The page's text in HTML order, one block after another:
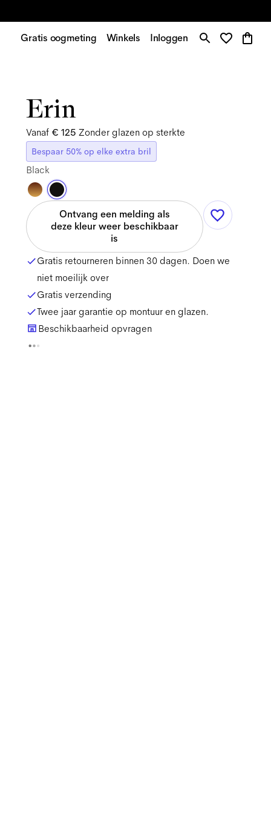
Gratis oogmeting Winkels Inloggen
Erin
Vanaf € 125 Zonder glazen op sterkte
Bespaar 50% op elke extra bril
Black
Ontvang een melding als
deze kleur weer beschikbaar
is
Gratis retourneren binnen 30 dagen. Doen we
niet moeilijk over
Gratis verzending
Twee jaar garantie op montuur en glazen.
Beschikbaarheid opvragen